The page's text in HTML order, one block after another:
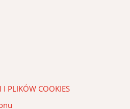
I PLIKÓW COOKIES